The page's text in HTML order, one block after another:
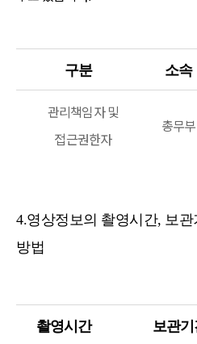
구분 소속
관리책임자 및
접근권한자
총무부
4.영상정보의 촬영시간, 보관
방법
촬영시간 보관